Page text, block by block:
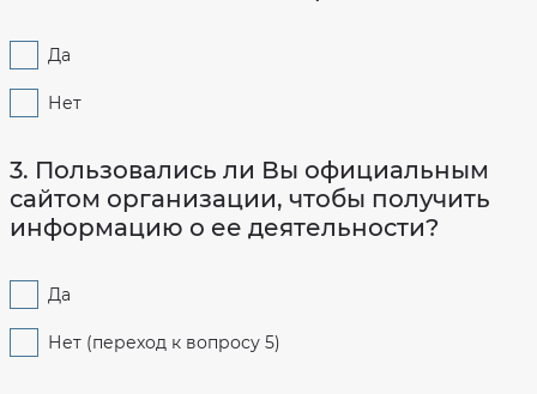
Да
Нет
3. Пользовались ли Вы официальным
сайтом организации, чтобы получить
информацию о ее деятельности?
Да
Нет (переход к вопросу 5)